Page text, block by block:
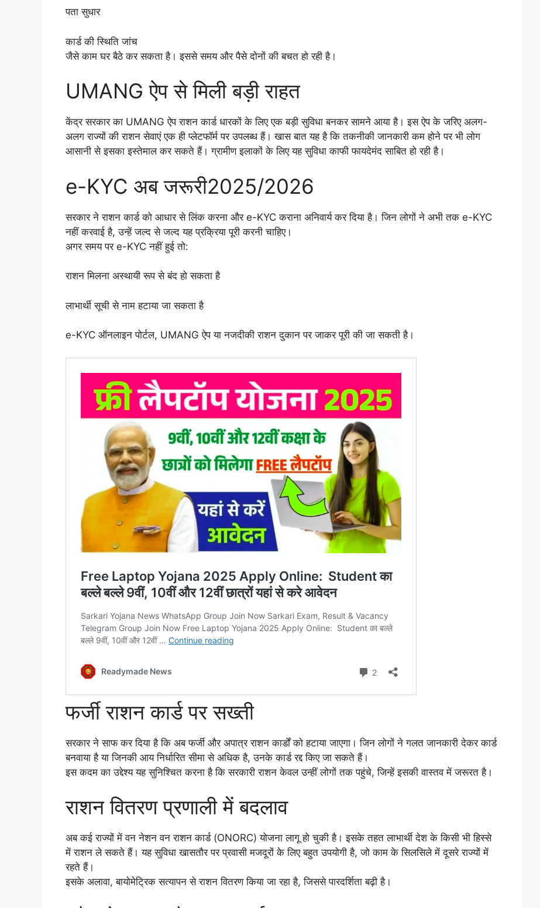
पता सुधार
कार्ड की स्थिति जांच
जैसे काम घर बैठे कर सकता है। इससे समय और पैसे दोनों की बचत हो रही है।
UMANG ऐप से मिली बड़ी राहत
केंद्र सरकार का UMANG ऐप राशन कार्ड धारकों के लिए एक बड़ी सुविधा बनकर सामने आया है। इस ऐप के जरिए अलग-
अलग राज्यों की राशन सेवाएं एक ही प्लेटफॉर्म पर उपलब्ध हैं। खास बात यह है कि तकनीकी जानकारी कम होने पर भी लोग
आसानी से इसका इस्तेमाल कर सकते हैं। ग्रामीण इलाकों के लिए यह सुविधा काफी फायदेमंद साबित हो रही है।
e-KYC अब जरूरी2025/2026
सरकार ने राशन कार्ड को आधार से लिंक करना और e-KYC कराना अनिवार्य कर दिया है। जिन लोगों ने अभी तक e-KYC
नहीं करवाई है, उन्हें जल्द से जल्द यह प्रक्रिया पूरी करनी चाहिए।
अगर समय पर e-KYC नहीं हुई तो:
राशन मिलना अस्थायी रूप से बंद हो सकता है
लाभार्थी सूची से नाम हटाया जा सकता है
e-KYC ऑनलाइन पोर्टल, UMANG ऐप या नजदीकी राशन दुकान पर जाकर पूरी की जा सकती है।
फर्जी राशन कार्ड पर सख्ती
सरकार ने साफ कर दिया है कि अब फर्जी और अपात्र राशन कार्डों को हटाया जाएगा। जिन लोगों ने गलत जानकारी देकर कार्ड
बनवाया है या जिनकी आय निर्धारित सीमा से अधिक है, उनके कार्ड रद्द किए जा सकते हैं।
इस कदम का उद्देश्य यह सुनिश्चित करना है कि सरकारी राशन केवल उन्हीं लोगों तक पहुंचे, जिन्हें इसकी वास्तव में जरूरत है।
राशन वितरण प्रणाली में बदलाव
अब कई राज्यों में वन नेशन वन राशन कार्ड (ONORC) योजना लागू हो चुकी है। इसके तहत लाभार्थी देश के किसी भी हिस्से
में राशन ले सकते हैं। यह सुविधा खासतौर पर प्रवासी मजदूरों के लिए बहुत उपयोगी है, जो काम के सिलसिले में दूसरे राज्यों में
रहते हैं।
इसके अलावा, बायोमेट्रिक सत्यापन से राशन वितरण किया जा रहा है, जिससे पारदर्शिता बढ़ी है।